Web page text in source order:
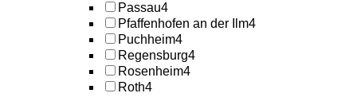
Passau4
Pfaffenhofen an der Ilm4
Puchheim4
Regensburg4
Rosenheim4
Roth4